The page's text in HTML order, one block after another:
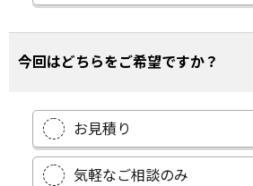
今回はどちらをご希望ですか？
お見積り
気軽なご相談のみ